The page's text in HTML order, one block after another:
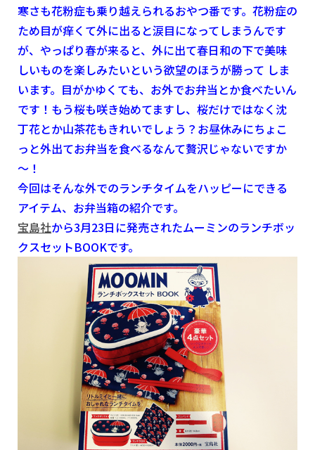
寒さも花粉症も乗り越えられるおやつ番です。花粉症の
ため目が痒くて外に出ると涙目になってしまうんです
が、やっぱり春が来ると、外に出て春日和の下で美味
しいものを楽しみたいという欲望のほうが勝って しま
います。目がかゆくても、お外でお弁当とか食べたいん
です！もう桜も咲き始めてますし、桜だけではなく沈
丁花とか山茶花もきれいでしょう？お昼休みにちょこ
っと外出てお弁当を食べるなんて贅沢じゃないですか
～！
今回はそんな外でのランチタイムをハッピーにできる
アイテム、お弁当箱の紹介です。
宝島社から3月23日に発売されたムーミンのランチボッ
クスセットBOOKです。